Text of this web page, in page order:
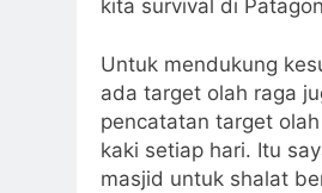
kita survival di
Untuk mendukung
ada target olah raga
pencatatan target
kaki setiap hari. Itu
masjid untuk shalat